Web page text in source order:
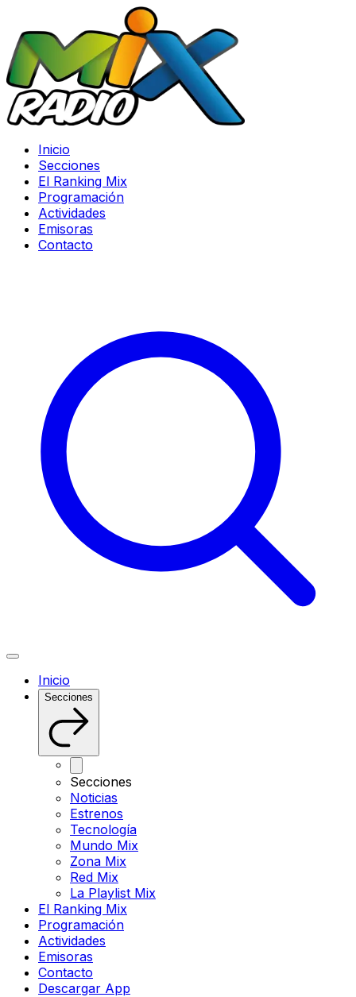
Inicio
Secciones
El Ranking Mix
Programación
Actividades
Emisoras
Contacto
Inicio
Secciones
Secciones
Noticias
Estrenos
Tecnología
Mundo Mix
Zona Mix
Red Mix
La Playlist Mix
El Ranking Mix
Programación
Actividades
Emisoras
Contacto
Descargar App